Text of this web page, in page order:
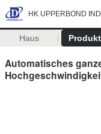
HK UPPERBOND
Haus
Automatisches